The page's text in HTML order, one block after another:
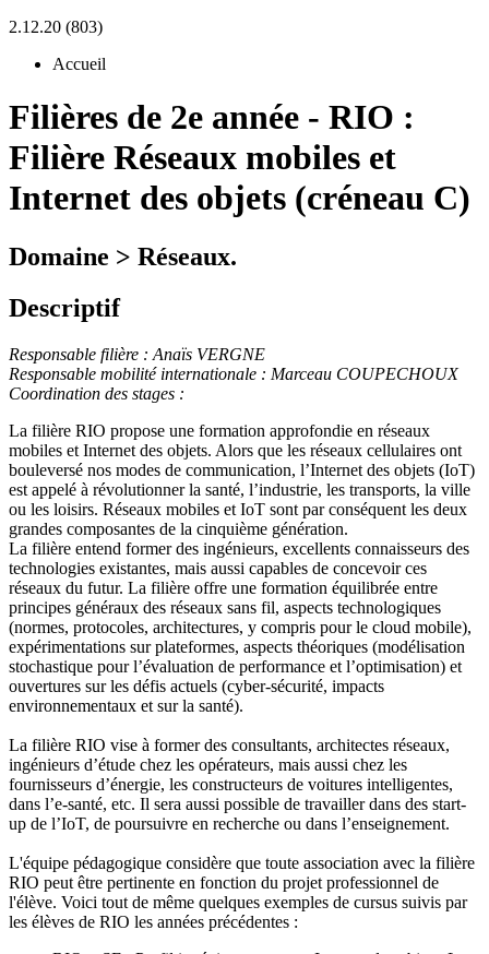
2.12.20 (803)
Accueil
Filières de 2e année - RIO :
Filière Réseaux mobiles et
Internet des objets (créneau C)
Domaine > Réseaux.
Descriptif
Responsable filière : Anaïs VERGNE
Responsable mobilité internationale : Marceau COUPECHOUX
Coordination des stages :
La filière RIO propose une formation approfondie en réseaux
mobiles et Internet des objets. Alors que les réseaux cellulaires ont
bouleversé nos modes de communication, l’Internet des objets (IoT)
est appelé à révolutionner la santé, l’industrie, les transports, la ville
ou les loisirs. Réseaux mobiles et IoT sont par conséquent les deux
grandes composantes de la cinquième génération.
La filière entend former des ingénieurs, excellents connaisseurs des
technologies existantes, mais aussi capables de concevoir ces
réseaux du futur. La filière offre une formation équilibrée entre
principes généraux des réseaux sans fil, aspects technologiques
(normes, protocoles, architectures, y compris pour le cloud mobile),
expérimentations sur plateformes, aspects théoriques (modélisation
stochastique pour l’évaluation de performance et l’optimisation) et
ouvertures sur les défis actuels (cyber-sécurité, impacts
environnementaux et sur la santé).
La filière RIO vise à former des consultants, architectes réseaux,
ingénieurs d’étude chez les opérateurs, mais aussi chez les
fournisseurs d’énergie, les constructeurs de voitures intelligentes,
dans l’e-santé, etc. Il sera aussi possible de travailler dans des start-
up de l’IoT, de poursuivre en recherche ou dans l’enseignement.
L'équipe pédagogique considère que toute association avec la filière
RIO peut être pertinente en fonction du projet professionnel de
l'élève. Voici tout de même quelques exemples de cursus suivis par
les élèves de RIO les années précédentes :